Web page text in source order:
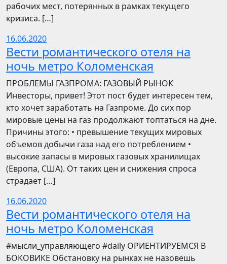
рабочих мест, потерянных в рамках текущего
кризиса. […]
16.06.2020
Вести романтического отеля на
ночь метро Коломенская
ПРОБЛЕМЫ ГАЗПРОМА: ГАЗОВЫЙ РЫНОК
Инвесторы, привет! Этот пост будет интересен тем,
кто хочет заработать на Газпроме. До сих пор
мировые цены на газ продолжают топтаться на дне.
Причины этого: • превышение текущих мировых
объемов добычи газа над его потреблением •
высокие запасы в мировых газовых хранилищах
(Европа, США). От таких цен и снижения спроса
страдает […]
16.06.2020
Вести романтического отеля на
ночь метро Коломенская
​​#мысли_управляющего #daily ОРИЕНТИРУЕМСЯ В
БОКОВИКЕ Обстановку на рынках не назовешь